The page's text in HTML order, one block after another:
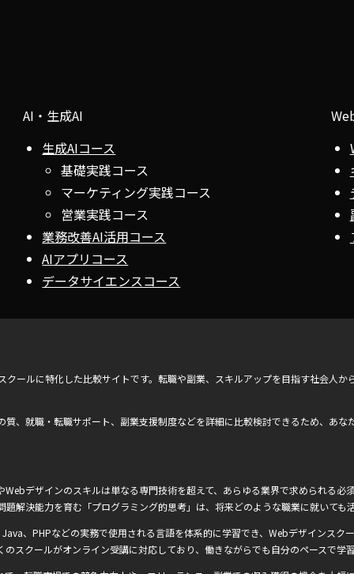
AI・生成AI
生成AIコース
基礎実践コース
マーケティング実践コース
営業実践コース
業務改善AI活用コース
AIアプリコース
データサイエンスコース
ールに特化した比較サイトです。転職や副業、スキルアップを目指す社会人
、就職・転職サポート、副業支援制度などを詳細に比較検討できるため、あ
デザインのスキルは単なる専門技術を超えて、あらゆる業界で求められる
解決能力を育む「プログラミング的思考」は、将来どのような職業に就いても
、PHPなどの実務で使用される言語を体系的に学習でき、Webデザインスク
スクールがオンライン受講に対応しており、働きながらでも自分のペースで学